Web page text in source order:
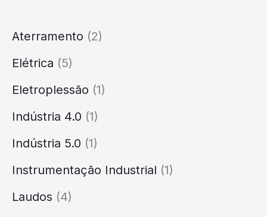
Aterramento (2)
Elétrica (5)
Eletroplessão (1)
Indústria 4.0 (1)
Indústria 5.0 (1)
Instrumentação Industrial (1)
Laudos (4)